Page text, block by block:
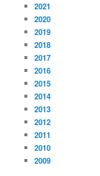
2021
2020
2019
2018
2017
2016
2015
2014
2013
2012
2011
2010
2009